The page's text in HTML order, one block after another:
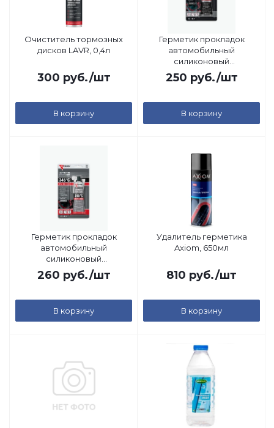
Очиститель тормозных
дисков LAVR, 0,4л
300 руб./шт
В корзину
Герметик прокладок
автомобильный
силиконовый
высокотемпературный
RTV (черный) Kerry, 85гр
250 руб./шт
В корзину
Герметик прокладок
автомобильный
силиконовый
высокотемпературный
RTV (серый) Kerry, 85гр
260 руб./шт
В корзину
Удалитель герметика
Axiom, 650мл
810 руб./шт
В корзину